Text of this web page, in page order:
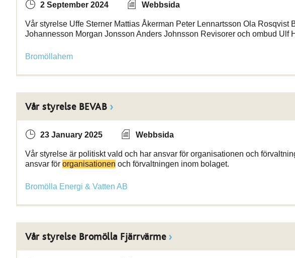
2 September 2024 Webbsida
Vår styrelse Uffe Sterner Mattias Åkerman Peter Lennartsson Ola Rosqvist
Johannesson Morgan Jonsson Anders Johnsson Revisorer och ombud Ulf
Bromöllahem
Vår styrelse BEVAB
23 January 2025 Webbsida
Vår styrelse är politiskt vald och har ansvar för organisationen och
ansvar för organisationen och förvaltningen inom bolaget.
Bromölla Energi & Vatten AB
Vår styrelse Bromölla Fjärrvärme